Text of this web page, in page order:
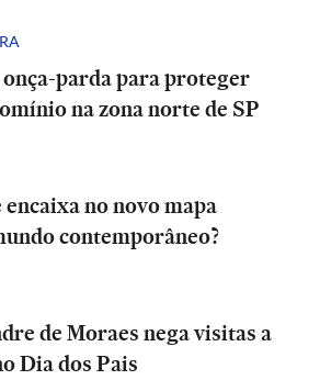
parda para proteger
na zona norte de SP
no novo mapa
contemporâneo?
de Moraes nega visitas a
Dia dos Pais